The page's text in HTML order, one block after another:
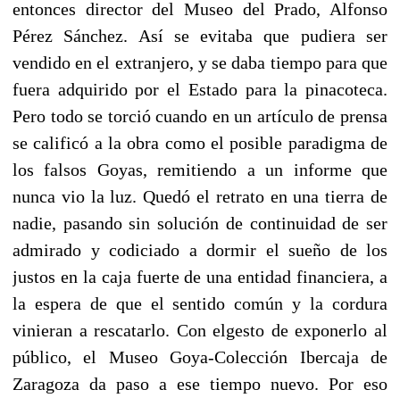
entonces director del Museo del Prado, Alfonso
Pérez Sánchez. Así se evitaba que pudiera ser
vendido en el extranjero, y se daba tiempo para que
fuera adquirido por el Estado para la pinacoteca.
Pero todo se torció cuando en un artículo de prensa
se calificó a la obra como el posible paradigma de
los falsos Goyas, remitiendo a un informe que
nunca vio la luz. Quedó el retrato en una tierra de
nadie, pasando sin solución de continuidad de ser
admirado y codiciado a dormir el sueño de los
justos en la caja fuerte de una entidad financiera, a
la espera de que el sentido común y la cordura
vinieran a rescatarlo. Con elgesto de exponerlo al
público, el Museo Goya-Colección Ibercaja de
Zaragoza da paso a ese tiempo nuevo. Por eso